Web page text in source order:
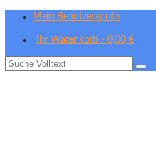
Mein Benutzerkonto
Ihr Warenkorb - 0,00 €
Suche